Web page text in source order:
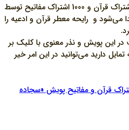
پویشی که در قالب آن 4000 اشتراک قرآن و 1000 اشتراک مفاتیح توسط
می‌شود و رایحه معطر قرآن و ادعیه را
در این پویش و نذر معنوی با کلیک بر
دارید می‌توانید در این امر خیر
در نذر 5000 اشتراک قرآن و مفاتیح پویش «سجاده